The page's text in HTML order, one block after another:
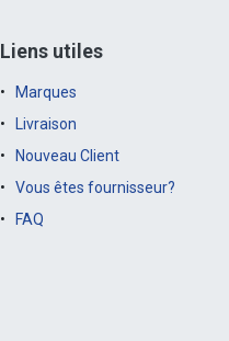
Liens utiles
Marques
Livraison
Nouveau Client
Vous êtes fournisseur?
FAQ